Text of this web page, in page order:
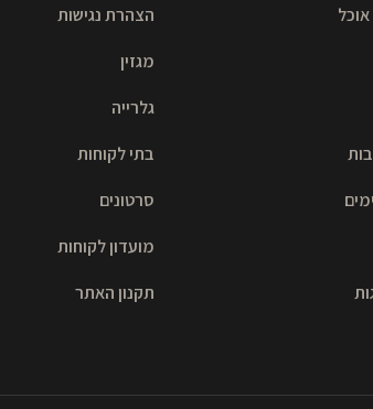
הצהרת נגישות
מגזין
גלרייה
בתי לקוחות
סרטונים
מועדון לקוחות
תקנון האתר